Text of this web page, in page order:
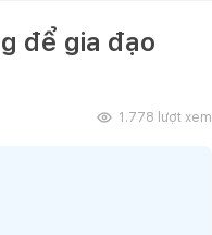
để gia đạo
1.778 lượt xem